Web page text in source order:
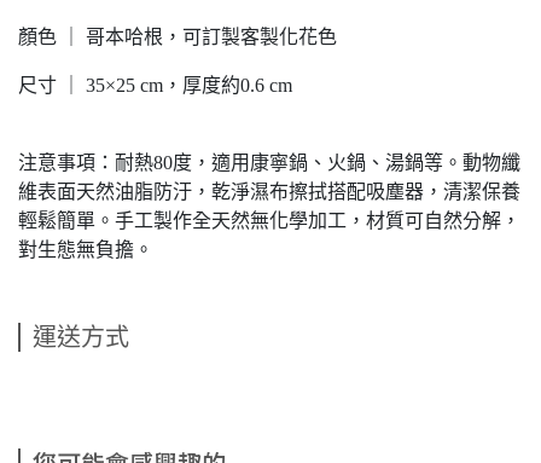
顏色 ｜ 哥本哈根，可訂製客製化花色
尺寸 ｜ 35×25 cm，厚度約0.6 cm
注意事項：耐熱80度，適用康寧鍋、火鍋、湯鍋等。動物纖
維表面天然油脂防汙，乾淨濕布擦拭搭配吸塵器，清潔保養
輕鬆簡單。手工製作全天然無化學加工，材質可自然分解，
對生態無負擔。
運送方式